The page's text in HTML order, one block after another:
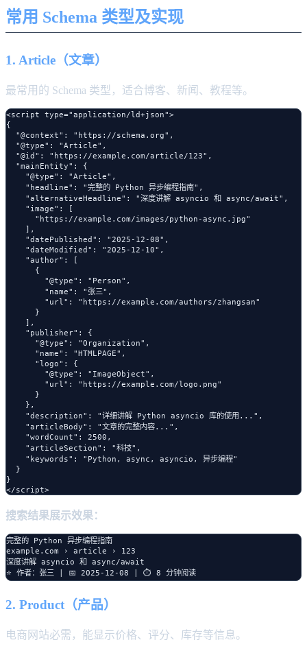
常用 Schema 类型及实现
1. Article（文章）
最常用的 Schema 类型，适合博客、新闻、教程等。
<script type="application/ld+json">
{
  "@context": "https://schema.org",
  "@type": "Article",
  "@id": "https://example.com/article/123",
  "mainEntity": {
    "@type": "Article",
    "headline": "完整的 Python 异步编程指南",
    "alternativeHeadline": "深度讲解 asyncio 和 async/await",
    "image": [
      "https://example.com/images/python-async.jpg"
    ],
    "datePublished": "2025-12-08",
    "dateModified": "2025-12-10",
    "author": [
      {
        "@type": "Person",
        "name": "张三",
        "url": "https://example.com/authors/zhangsan"
      }
    ],
    "publisher": {
      "@type": "Organization",
      "name": "HTMLPAGE",
      "logo": {
        "@type": "ImageObject",
        "url": "https://example.com/logo.png"
      }
    },
    "description": "详细讲解 Python asyncio 库的使用...",
    "articleBody": "文章的完整内容...",
    "wordCount": 2500,
    "articleSection": "科技",
    "keywords": "Python, async, asyncio, 异步编程"
  }
}
搜索结果展示效果：
完整的 Python 异步编程指南
example.com › article › 123
深度讲解 asyncio 和 async/await
2. Product（产品）
电商网站必需，能显示价格、评分、库存等信息。